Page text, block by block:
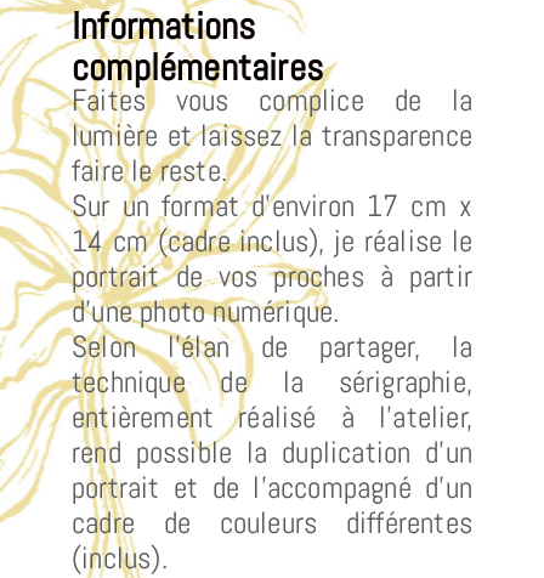
Informations
complémentaires
Faites vous complice de la
lumière et laissez la transparence
faire le reste.
Sur un format d’environ 17 cm x
14 cm (cadre inclus), je réalise le
portrait de vos proches à partir
d’une photo numérique.
Selon l’élan de partager, la
technique de la sérigraphie,
entièrement réalisé à l’atelier,
rend possible la duplication d’un
portrait et de l’accompagné d’un
cadre de couleurs différentes
(inclus).